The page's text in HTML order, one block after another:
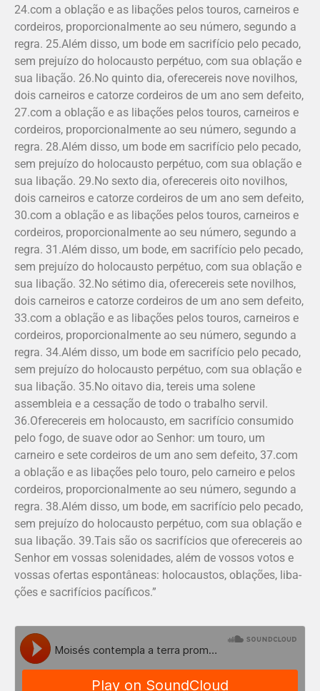
24.com a oblação e as libações pelos touros, carneiros e
cordeiros, proporcionalmente ao seu número, segundo a
regra. 25.Além disso, um bode em sacrifício pelo pecado,
sem prejuízo do holocausto perpétuo, com sua oblação e
sua libação. 26.No quinto dia, oferecereis nove novilhos,
dois carneiros e catorze cordeiros de um ano sem defeito,
27.com a obla­ção e as libações pelos touros, carneiros e
cordeiros, proporcionalmente ao seu número, segundo a
regra. 28.Além disso, um bode em sacrifício pelo pecado,
sem prejuízo do holocausto perpétuo, com sua oblação e
sua libação. 29.No sexto dia, oferecereis oito novilhos,
dois carneiros e catorze cordeiros de um ano sem defeito,
30.com a oblação e as libações pelos touros, carneiros e
cordeiros, proporcionalmente ao seu número, segundo a
regra. 31.Além disso, um bode, em sacrifício pelo pecado,
sem prejuízo do holocausto perpétuo, com sua oblação e
sua libação. 32.No sétimo dia, oferecereis sete novilhos,
dois carneiros e catorze cordeiros de um ano sem defeito,
33.com a obla­ção e as libações pelos touros, carneiros e
cordeiros, proporcionalmente ao seu número, segundo a
regra. 34.Além disso, um bode em sacrifício pelo pecado,
sem prejuízo do holocausto perpétuo, com sua oblação e
sua libação. 35.No oitavo dia, tereis uma solene
assembleia e a cessação de todo o trabalho servil.
36.Oferecereis em holocausto, em sa­crifício consumido
pelo fogo, de suave odor ao Senhor: um touro, um
carneiro e sete cordeiros de um ano sem defeito, 37.com
a oblação e as libações pelo touro, pelo carneiro e pelos
cordeiros, proporcionalmente ao seu número, segundo a
regra. 38.Além disso, um bode, em sacrifício pelo pecado,
sem prejuízo do holocausto perpétuo, com sua oblação e
sua libação. 39.Tais são os sacrifícios que oferece­reis ao
Senhor em vossas solenidades, além de vossos votos e
vossas ofertas espontâneas: holocaustos, oblações, liba­
ções e sacrifícios pacíficos.”